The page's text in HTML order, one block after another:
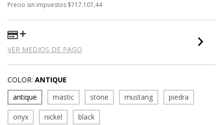
Precio sin impuestos $717.107,44
VER MEDIOS DE PAGO
COLOR: ANTIQUE
antique
mastic stone mustang piedra
onyx nickel black